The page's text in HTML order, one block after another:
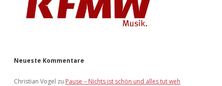
Neueste Kommentare
Christian Vogel zu Pause – Nichts ist schön und alles tut weh